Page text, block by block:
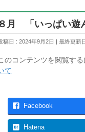
８月 「いっぱい遊
稿日 : 2024年9月2日 最終更新
のコンテンツを閲覧す
て
Facebook
Hatena